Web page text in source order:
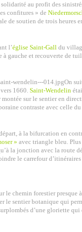
solidarité au profit des
confitures » de
de soutien de trois heures
l’église Saint-Gall du
gauche et recouverte de
On
1660. Saint-Wendelin
sur le sentier en
contraste avec celle
à la bifurcation en
» avec triangle bleu.
la jonction avec la route
le carrefour
le chemin forestier presque
le sentier botanique qui
d’une gloriette